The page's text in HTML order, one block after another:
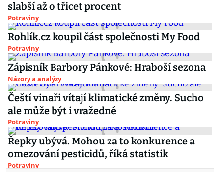
slabší až o třicet procent
Potraviny
Rohlík.cz koupil část společnosti My Food
Potraviny
Zápisník Barbory Pánkové: Hraboší sezona
Názory a analýzy
Čeští vinaři vítají klimatické změny. Sucho
ale může být i vražedné
Potraviny
Řepky ubývá. Mohou za to konkurence a
omezování pesticidů, říká statistik
Potraviny